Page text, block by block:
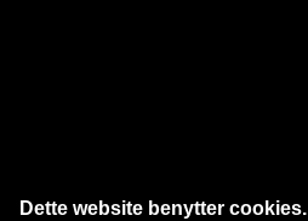
Dette website benytter cookies.